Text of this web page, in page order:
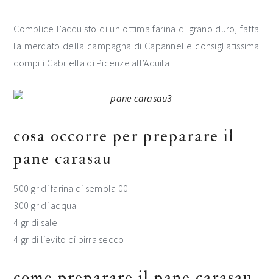
Complice l’acquisto di un ottima farina di grano duro, fatta
la mercato della campagna di Capannelle consigliatissima
compili Gabriella di Picenze all’Aquila
cosa occorre per preparare il
pane carasau
500 gr di farina di semola 00
300 gr di acqua
4 gr di sale
4 gr di lievito di birra secco